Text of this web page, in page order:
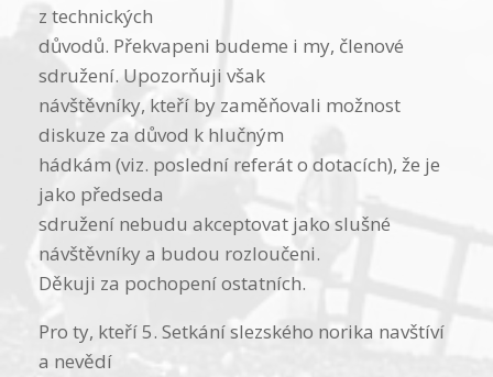
z technických
důvodů. Překvapeni budeme i my, členové
sdružení. Upozorňuji však
návštěvníky, kteří by zaměňovali možnost
diskuze za důvod k hlučným
hádkám (viz. poslední referát o dotacích), že je
jako předseda
sdružení nebudu akceptovat jako slušné
návštěvníky a budou rozloučeni.
Děkuji za pochopení ostatních.
Pro ty, kteří 5. Setkání slezského norika navštíví
a nevědí